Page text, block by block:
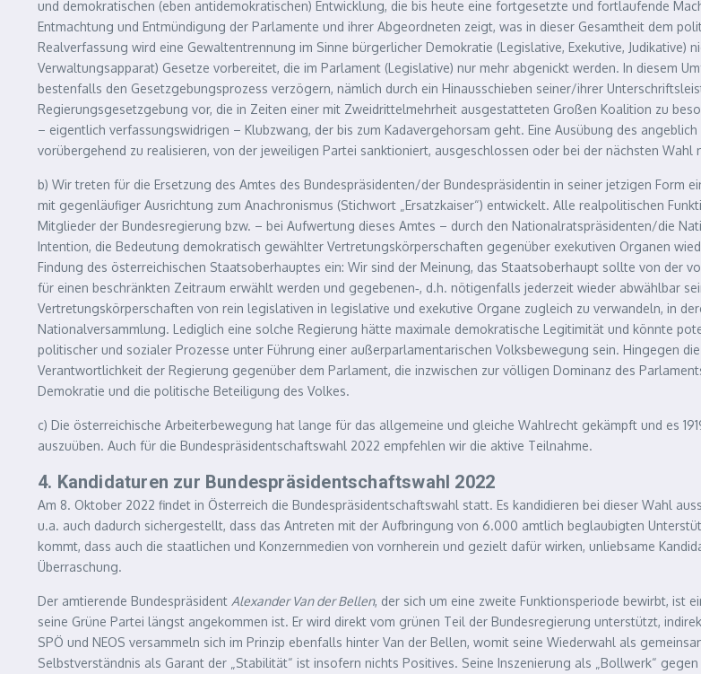
und demokratischen (eben antidemokratischen) Entwicklung, die bis heute eine fortgesetzte und fortlaufende
Entmachtung und Entmündigung der Parlamente und ihrer Abgeordneten zeigt, was in dieser Gesamtheit dem
Realverfassung wird eine Gewaltentrennung im Sinne bürgerlicher Demokratie (Legislative, Exekutive, Judikative)
Verwaltungsapparat) Gesetze vorbereitet, die im Parlament (Legislative) nur mehr abgenickt werden. In diesem
bestenfalls den Gesetzgebungsprozess verzögern, nämlich durch ein Hinausschieben seiner/ihrer
Regierungsgesetzgebung vor, die in Zeiten einer mit Zweidrittelmehrheit ausgestatteten Großen Koalition zu
– eigentlich verfassungswidrigen – Klubzwang, der bis zum Kadavergehorsam geht. Eine Ausübung des
vorübergehend zu realisieren, von der jeweiligen Partei sanktioniert, ausgeschlossen oder bei der nächsten Wahl
b) Wir treten für die Ersetzung des Amtes des Bundespräsidenten/der Bundespräsidentin in seiner jetzigen Form
mit gegenläufiger Ausrichtung zum Anachronismus (Stichwort „Ersatzkaiser“) entwickelt. Alle realpolitischen
Mitglieder der Bundesregierung bzw. – bei Aufwertung dieses Amtes – durch den Nationalratspräsidenten/die
Intention, die Bedeutung demokratisch gewählter Vertretungskörperschaften gegenüber exekutiven Organen
Findung des österreichischen Staatsoberhauptes ein: Wir sind der Meinung, das Staatsoberhaupt sollte von der
für einen beschränkten Zeitraum erwählt werden und gegebenen‑, d.h. nötigenfalls jederzeit wieder abwählbar
Vertretungskörperschaften von rein legislativen in legislative und exekutive Organe zugleich zu verwandeln, in
Nationalversammlung. Lediglich eine solche Regierung hätte maximale demokratische Legitimität und könnte
politischer und sozialer Prozesse unter Führung einer außerparlamentarischen Volksbewegung sein. Hingegen
Verantwortlichkeit der Regierung gegenüber dem Parlament, die inzwischen zur völligen Dominanz des
Demokratie und die politische Beteiligung des Volkes.
c) Die österreichische Arbeiterbewegung hat lange für das allgemeine und gleiche Wahlrecht gekämpft und es
auszuüben. Auch für die Bundespräsidentschaftswahl 2022 empfehlen wir die aktive Teilnahme.
4. Kandidaturen zur Bundespräsidentschaftswahl 2022
Am 8. Oktober 2022 findet in Österreich die Bundespräsidentschaftswahl statt. Es kandidieren bei dieser Wahl
u.a. auch dadurch sichergestellt, dass das Antreten mit der Aufbringung von 6.000 amtlich beglaubigten
kommt, dass auch die staatlichen und Konzernmedien von vornherein und gezielt dafür wirken, unliebsame
Überraschung.
Der amtierende Bundespräsident Alexander Van der Bellen, der sich um eine zweite Funktionsperiode bewirbt, ist
seine Grüne Partei längst angekommen ist. Er wird direkt vom grünen Teil der Bundesregierung unterstützt,
SPÖ und NEOS versammeln sich im Prinzip ebenfalls hinter Van der Bellen, womit seine Wiederwahl als
Selbstverständnis als Garant der „Stabilität“ ist insofern nichts Positives. Seine Inszenierung als „Bollwerk“